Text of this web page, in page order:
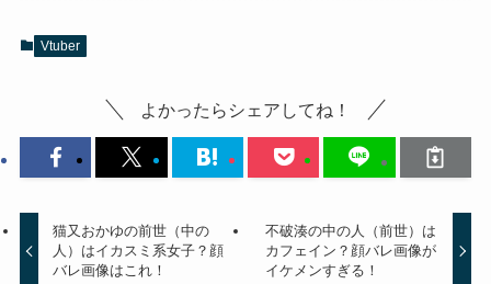
Vtuber
よかったらシェアしてね！
猫又おかゆの前世（中の
人）はイカスミ系女子？顔
バレ画像はこれ！
不破湊の中の人（前世）は
カフェイン？顔バレ画像が
イケメンすぎる！